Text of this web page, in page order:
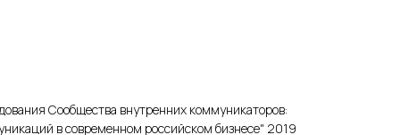
Сообщества внутренних коммуникаторов:
в современном российском бизнесе" 2019